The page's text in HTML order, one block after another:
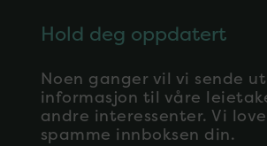
Hold deg oppdatert
Noen ganger vil vi sende
informasjon til våre
andre interessenter. Vi
spamme innboksen din.